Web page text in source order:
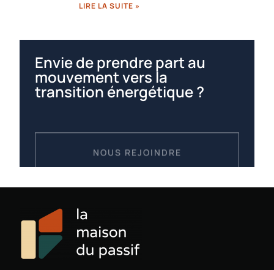
LIRE LA SUITE »
Envie de prendre part au
mouvement vers la
transition énergétique ?